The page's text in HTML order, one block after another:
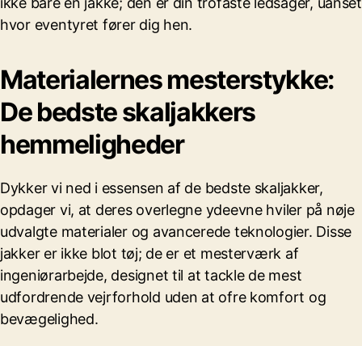
hvor eventyret fører dig hen.
Materialernes mesterstykke:
De bedste skaljakkers
hemmeligheder
Dykker vi ned i essensen af de bedste skaljakker,
opdager vi, at deres overlegne ydeevne hviler på nøje
udvalgte materialer og avancerede teknologier. Disse
jakker er ikke blot tøj; de er et mesterværk af
ingeniørarbejde, designet til at tackle de mest
udfordrende vejrforhold uden at ofre komfort og
bevægelighed.